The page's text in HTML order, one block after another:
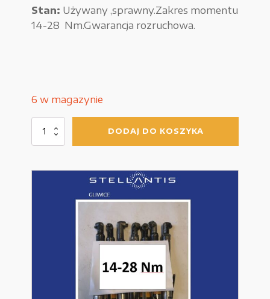
Pozostałe
Polityka Prywatności
Stan: Używany ,sprawny.Zakres momentu
14-28 Nm.Gwarancja rozruchowa.
6 w magazynie
ilość
14-
DODAJ DO KOSZYKA